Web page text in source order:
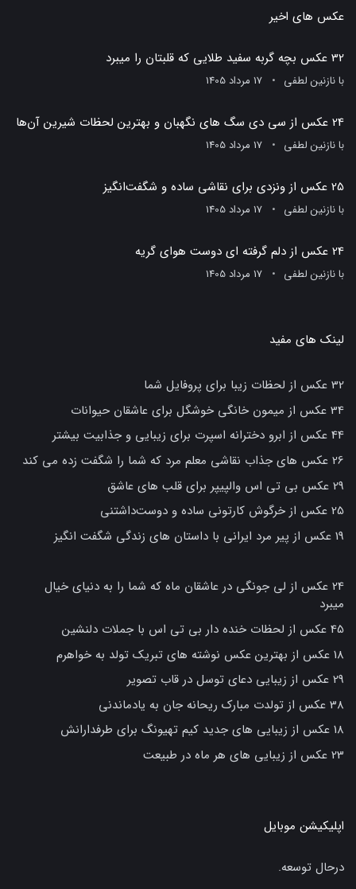
عکس های اخیر
32 عکس بچه گربه سفید طلایی که قلبتان را میبرد
بانازنین لطفی 17 مرداد 1405
24 عکس از سی دی سگ های نگهبان و بهترین لحظات شیرین آن‌ها
بانازنین لطفی 17 مرداد 1405
25 عکس از ونزدی برای نقاشی ساده و شگفت‌انگیز
بانازنین لطفی 17 مرداد 1405
24 عکس از دلم گرفته ای دوست هوای گریه
بانازنین لطفی 17 مرداد 1405
لینک های مفید
32 عکس از لحظات زیبا برای پروفایل شما
34 عکس از میمون خانگی خوشگل برای عاشقان حیوانات
44 عکس از ابرو دخترانه اسپرت برای زیبایی و جذابیت بیشتر
26 عکس های جذاب نقاشی معلم مرد که شما را شگفت زده می کند
29 عکس بی تی اس والپیپر برای قلب های عاشق
25 عکس از خرگوش کارتونی ساده و دوست‌داشتنی
19 عکس از پیر مرد ایرانی با داستان های زندگی شگفت انگیز
24 عکس از لی جونگی در عاشقان ماه که شما را به دنیای خیال
میبرد
45 عکس از لحظات خنده دار بی تی اس با جملات دلنشین
18 عکس از بهترین عکس نوشته های تبریک تولد به خواهرم
29 عکس از زیبایی دعای توسل در قاب تصویر
38 عکس از تولدت مبارک ریحانه جان به یادماندنی
18 عکس از زیبایی های جدید کیم تهیونگ برای طرفدارانش
23 عکس از زیبایی های هر ماه در طبیعت
اپلیکیشن موبایل
درحال توسعه.